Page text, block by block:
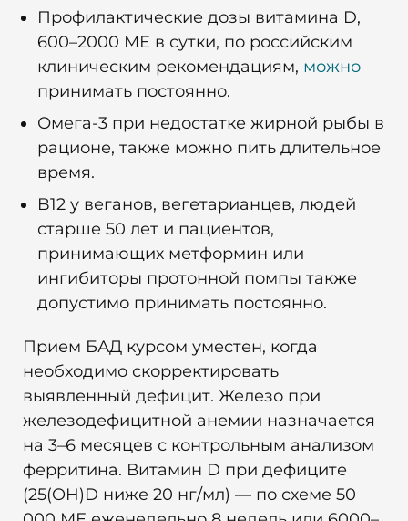
Профилактические дозы витамина D,
600–2000 МЕ в сутки, по российским
клиническим рекомендациям, можно
принимать постоянно.
Омега-3 при недостатке жирной рыбы в
рационе, также можно пить длительное
время.
B12 у веганов, вегетарианцев, людей
старше 50 лет и пациентов,
принимающих метформин или
ингибиторы протонной помпы также
допустимо принимать постоянно.
Прием БАД курсом уместен, когда
необходимо скорректировать
выявленный дефицит. Железо при
железодефицитной анемии назначается
на 3–6 месяцев с контрольным анализом
ферритина. Витамин D при дефиците
(25(OH)D ниже 20 нг/мл) — по схеме 50